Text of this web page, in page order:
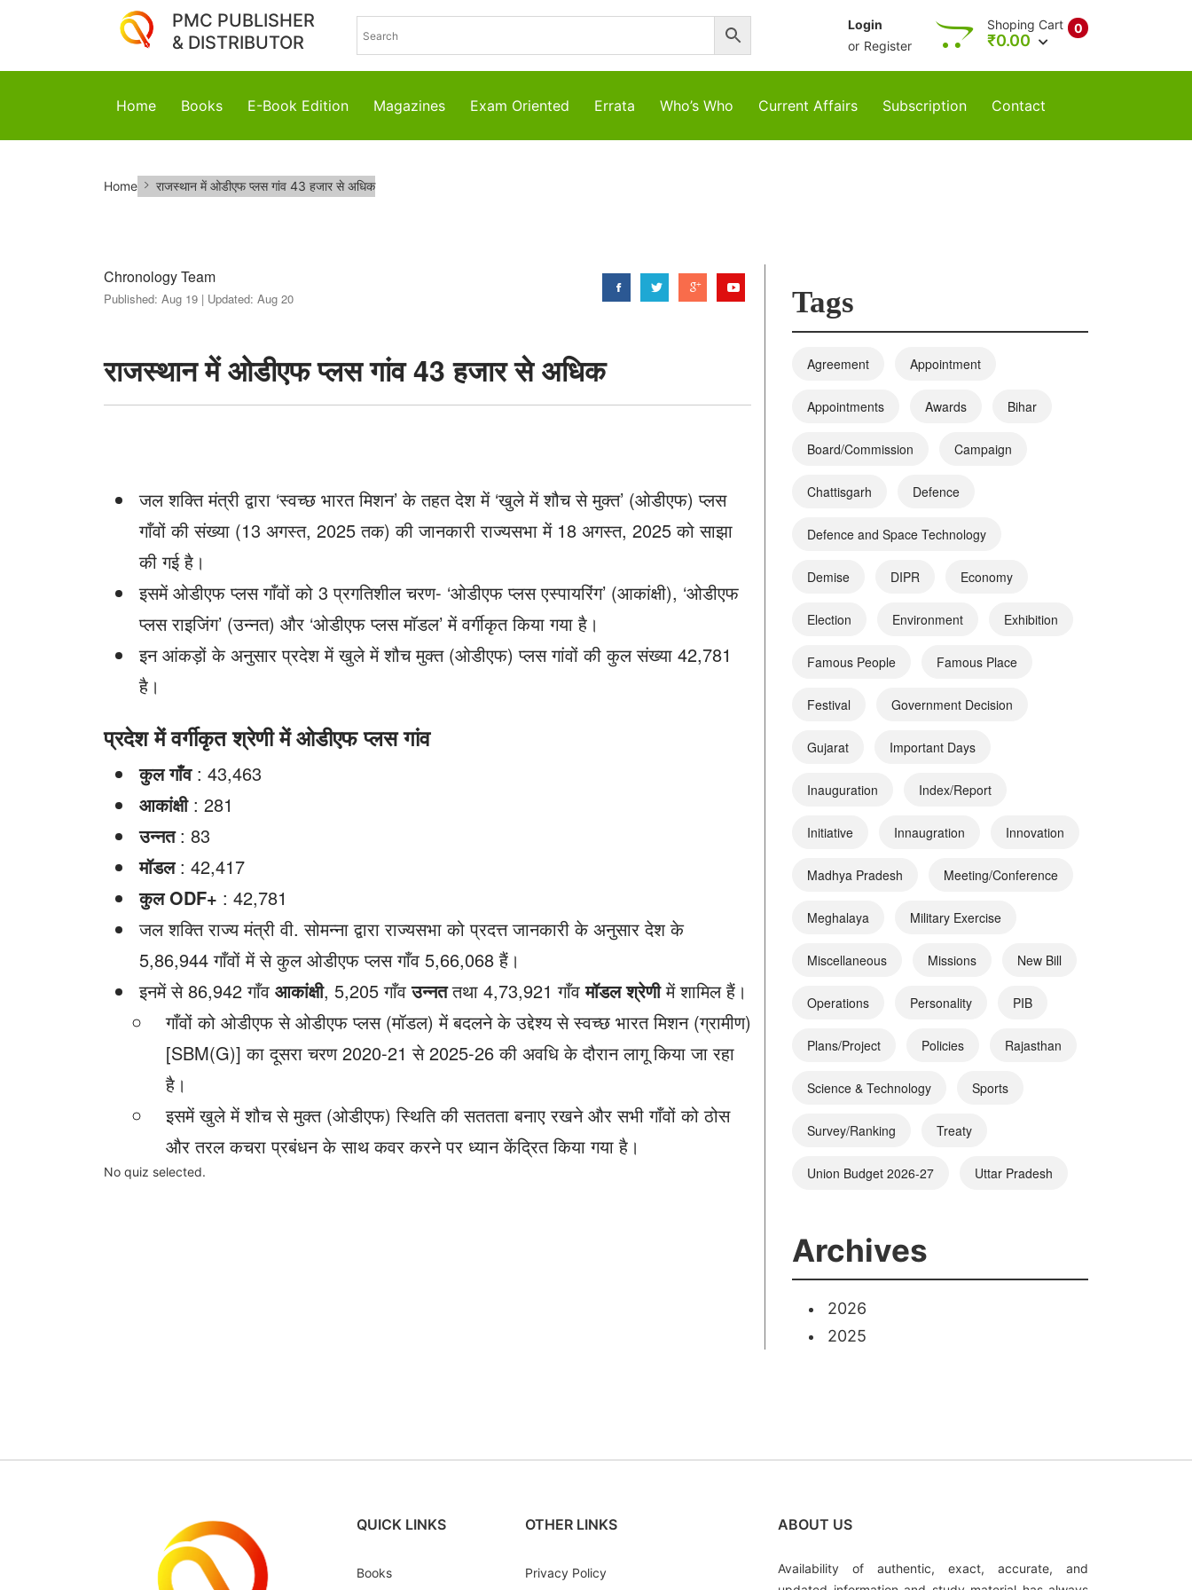
PMC PUBLISHER
& DISTRIBUTOR
Login
or Register
0
Shoping Cart
₹0.00
Home Books E-Book Edition Magazines Exam Oriented Errata Who’s Who Current Affairs Subscription Contact
Home राजस्थान में ओडीएफ प्लस गांव 43 हजार से अधिक
Chronology Team
Published: Aug 19 | Updated: Aug 20
राजस्थान में ओडीएफ प्लस गांव 43 हजार से अधिक
जल शक्ति मंत्री द्वारा ‘स्वच्छ भारत मिशन’ के तहत देश में ‘खुले में शौच से मुक्त’ (ओडीएफ) प्लस
गाँवों की संख्या (13 अगस्त, 2025 तक) की जानकारी राज्यसभा में 18 अगस्त, 2025 को साझा
की गई है।
इसमें ओडीएफ प्लस गाँवों को 3 प्रगतिशील चरण- ‘ओडीएफ प्लस एस्पायरिंग’ (आकांक्षी), ‘ओडीएफ
प्लस राइजिंग’ (उन्नत) और ‘ओडीएफ प्लस मॉडल’ में वर्गीकृत किया गया है।
इन आंकड़ों के अनुसार प्रदेश में खुले में शौच मुक्त (ओडीएफ) प्लस गांवों की कुल संख्या 42,781
है।
प्रदेश में वर्गीकृत श्रेणी में ओडीएफ प्लस गांव
कुल गाँव: 43,463
आकांक्षी: 281
उन्नत: 83
मॉडल: 42,417
कुल ODF+ : 42,781
जल शक्ति राज्य मंत्री वी. सोमन्ना द्वारा राज्यसभा को प्रदत्त जानकारी के अनुसार देश के
5,86,944 गाँवों में से कुल ओडीएफ प्लस गाँव 5,66,068 हैं।
इनमें से 86,942 गाँव आकांक्षी, 5,205 गाँवउन्नततथा 4,73,921 गाँवमॉडल श्रेणीमें शामिल हैं।
गाँवों को ओडीएफ से ओडीएफ प्लस (मॉडल) में बदलने के उद्देश्य से स्वच्छ भारत मिशन (ग्रामीण)
[SBM(G)] का दूसरा चरण 2020-21 से 2025-26 की अवधि के दौरान लागू किया जा रहा
है।
इसमें खुले में शौच से मुक्त (ओडीएफ) स्थिति की सततता बनाए रखने और सभी गाँवों को ठोस
और तरल कचरा प्रबंधन के साथ कवर करने पर ध्यान केंद्रित किया गया है।
No quiz selected.
Tags
Agreement Appointment
Appointments Awards Bihar
Board/Commission Campaign
Chattisgarh Defence
Defence and Space Technology
Demise DIPR Economy
Election Environment Exhibition
Famous People Famous Place
Festival Government Decision
Gujarat Important Days
Inauguration Index/Report
Initiative Innaugration Innovation
Madhya Pradesh Meeting/Conference
Meghalaya Military Exercise
Miscellaneous Missions New Bill
Operations Personality PIB
Plans/Project Policies Rajasthan
Science & Technology Sports
Survey/Ranking Treaty
Union Budget 2026-27 Uttar Pradesh
Archives
2026
2025
QUICK LINKS
Books
OTHER LINKS
Privacy Policy
ABOUT US
Availability of authentic, exact, accurate, and